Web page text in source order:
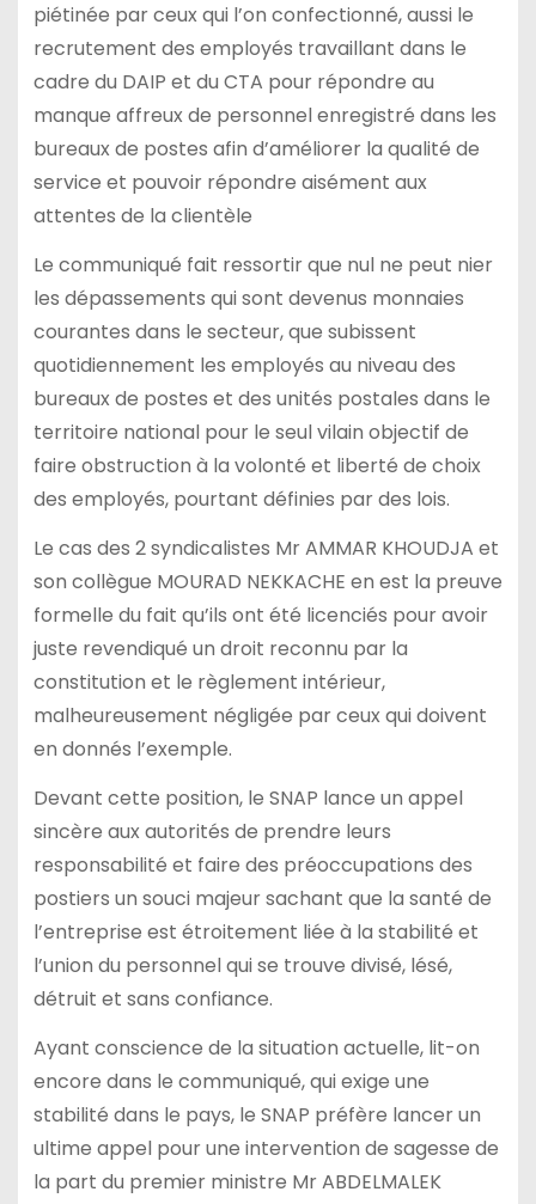
piétinée par ceux qui l’on confectionné, aussi le
recrutement des employés travaillant dans le
cadre du DAIP et du CTA pour répondre au
manque affreux de personnel enregistré dans les
bureaux de postes afin d’améliorer la qualité de
service et pouvoir répondre aisément aux
attentes de la clientèle
Le communiqué fait ressortir que nul ne peut nier
les dépassements qui sont devenus monnaies
courantes dans le secteur, que subissent
quotidiennement les employés au niveau des
bureaux de postes et des unités postales dans le
territoire national pour le seul vilain objectif de
faire obstruction à la volonté et liberté de choix
des employés, pourtant définies par des lois.
Le cas des 2 syndicalistes Mr AMMAR KHOUDJA et
son collègue MOURAD NEKKACHE en est la preuve
formelle du fait qu’ils ont été licenciés pour avoir
juste revendiqué un droit reconnu par la
constitution et le règlement intérieur,
malheureusement négligée par ceux qui doivent
en donnés l’exemple.
Devant cette position, le SNAP lance un appel
sincère aux autorités de prendre leurs
responsabilité et faire des préoccupations des
postiers un souci majeur sachant que la santé de
l’entreprise est étroitement liée à la stabilité et
l’union du personnel qui se trouve divisé, lésé,
détruit et sans confiance.
Ayant conscience de la situation actuelle, lit-on
encore dans le communiqué, qui exige une
stabilité dans le pays, le SNAP préfère lancer un
ultime appel pour une intervention de sagesse de
la part du premier ministre Mr ABDELMALEK